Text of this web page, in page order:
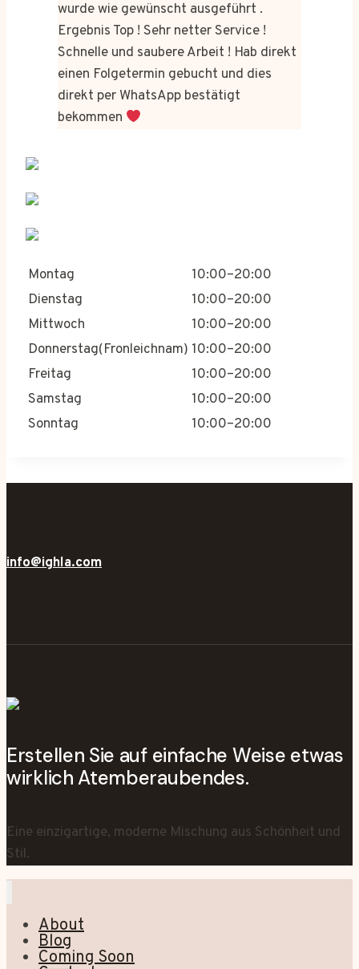
wurde wie gewünscht ausgeführt .
Ergebnis Top ! Sehr netter Service !
Schnelle und saubere Arbeit ! Hab direkt
einen Folgetermin gebucht und dies
direkt per WhatsApp bestätigt
bekommen
Montag
10:00–20:00
Dienstag
10:00–20:00
Mittwoch
10:00–20:00
Donnerstag(Fronleichnam) 10:00–20:00
Freitag
10:00–20:00
Samstag
10:00–20:00
Sonntag
10:00–20:00
info@ighla.com
Erstellen Sie auf einfache Weise etwas
wirklich Atemberaubendes.
Eine einzigartige, moderne Mischung aus Schönheit und
Stil.
About
Blog
Coming Soon